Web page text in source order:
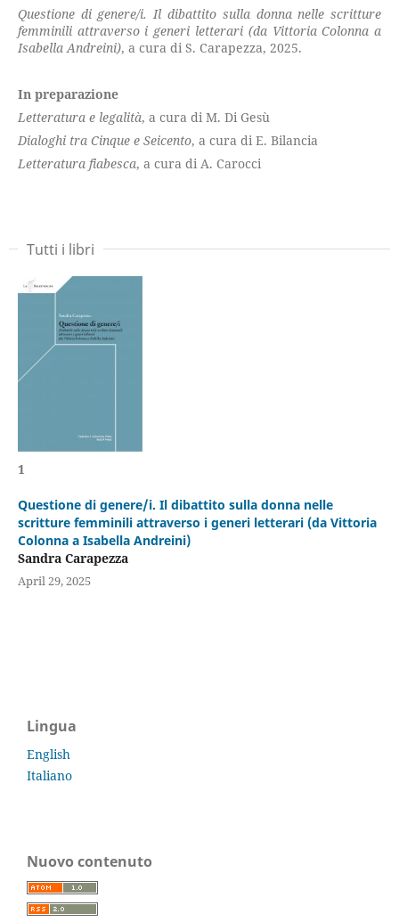
Questione di genere/i. Il dibattito sulla donna nelle scritture
femminili attraverso i generi letterari (da Vittoria Colonna a
Isabella Andreini), a cura di S. Carapezza, 2025.
In preparazione
Letteratura e legalità, a cura di M. Di Gesù
Dialoghi tra Cinque e Seicento, a cura di E. Bilancia
Letteratura fiabesca, a cura di A. Carocci
Tutti i libri
1
Questione di genere/i. Il dibattito sulla donna nelle
scritture femminili attraverso i generi letterari (da Vittoria
Colonna a Isabella Andreini)
Sandra Carapezza
April 29, 2025
Lingua
English
Italiano
Nuovo contenuto